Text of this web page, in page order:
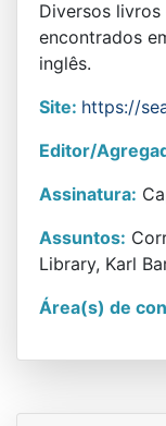
Diversos
encontrados
inglês.
Site: https://
Editor/
Assinatura:
Assuntos:
Library, Karl
Área(s) de